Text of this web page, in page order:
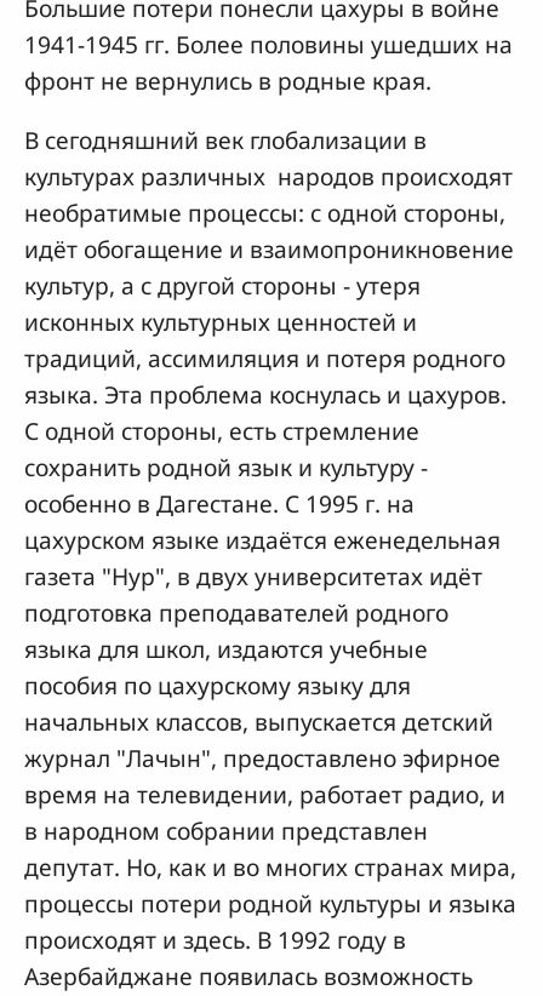
Большие потери понесли цахуры в войне
1941-1945 гг. Более половины ушедших на
фронт не вернулись в родные края.
В сегодняшний век глобализации в
культурах различных народов происходят
необратимые процессы: с одной стороны,
идёт обогащение и взаимопроникновение
культур, а с другой стороны - утеря
исконных культурных ценностей и
традиций, ассимиляция и потеря родного
языка. Эта проблема коснулась и цахуров.
С одной стороны, есть стремление
сохранить родной язык и культуру -
особенно в Дагестане. С 1995 г. на
цахурском языке издаётся еженедельная
газета "Нур", в двух университетах идёт
подготовка преподавателей родного
языка для школ, издаются учебные
пособия по цахурскому языку для
начальных классов, выпускается детский
журнал "Лачын", предоставлено эфирное
время на телевидении, работает радио, и
в народном собрании представлен
депутат. Но, как и во многих странах мира,
процессы потери родной культуры и языка
происходят и здесь. В 1992 году в
Азербайджане появилась возможность